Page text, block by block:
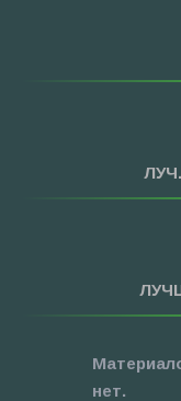
»
»
Про
»Фильмы
нет.